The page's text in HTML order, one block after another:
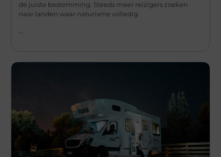
de juiste bestemming. Steeds meer reizigers zoeken
naar landen waar naturisme volledig